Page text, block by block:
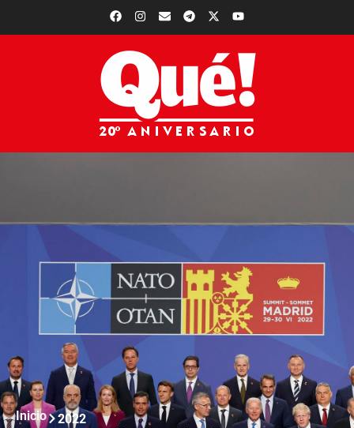
Inicio 2022